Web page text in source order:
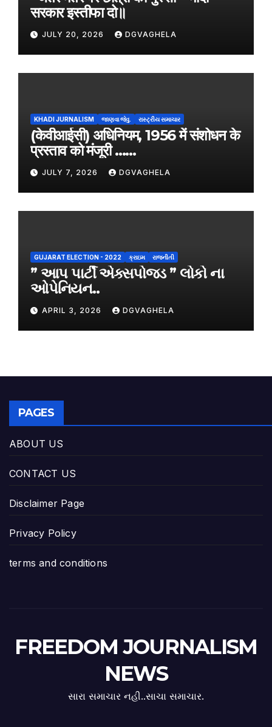
सरकार इस्तीफा दो॥
JULY 20, 2026 DGVAGHELA
KHADI JURNALISM જાણવા જેવુ. રાસ્ટ્રીય સમાચાર
(केवीआईसी) अधिनियम, 1956 में संशोधन के
प्रस्ताव को मंजूरी ……
JULY 7, 2026 DGVAGHELA
GUJARAT ELECTION - 2022 ક્રાઇમ રાજનીતી
” આપ પાર્ટી એક્સપોજડ ” લોકો ના
ઓપેનિયન..
APRIL 3, 2026 DGVAGHELA
PAGES
ABOUT US
CONTACT US
Disclaimer Page
Privacy Policy
terms and conditions
FREEDOM JOURNALISM
NEWS
સારા સમાચાર નહી..સાચા સમાચાર.